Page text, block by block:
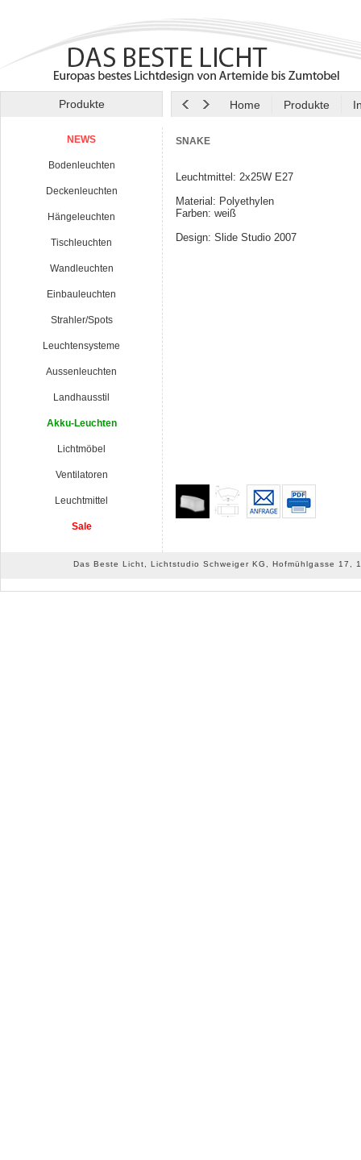
Produkte Home Produkte
NEWS
Bodenleuchten
Deckenleuchten
Hängeleuchten
Tischleuchten
Wandleuchten
Einbauleuchten
Strahler/Spots
Leuchtensysteme
Aussenleuchten
Landhausstil
Akku-Leuchten
Lichtmöbel
Ventilatoren
Leuchtmittel
Sale
SNAKE
Leuchtmittel: 2x25W E27
Material: Polyethylen
Farben: weiß
Design: Slide Studio 2007
Das Beste Licht, Lichtstudio Schweiger KG, Hofmühlgasse